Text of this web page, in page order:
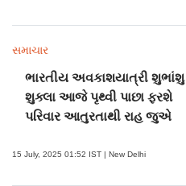
સમાચાર
ભારતીય અવકાશયાત્રી શુભાંશુ
શુક્લા આજે પૃથ્વી પાછા ફરશે
પરિવાર આતુરતાથી રાહ જુએ
15 July, 2025 01:52 IST | New Delhi